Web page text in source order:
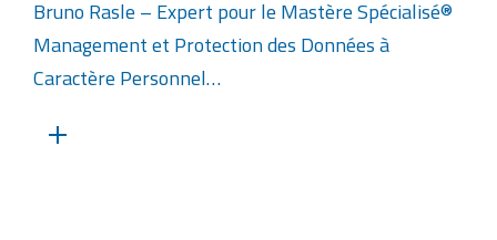
Bruno Rasle – Expert pour le Mastère Spécialisé®
Management et Protection des Données à
Caractère Personnel…